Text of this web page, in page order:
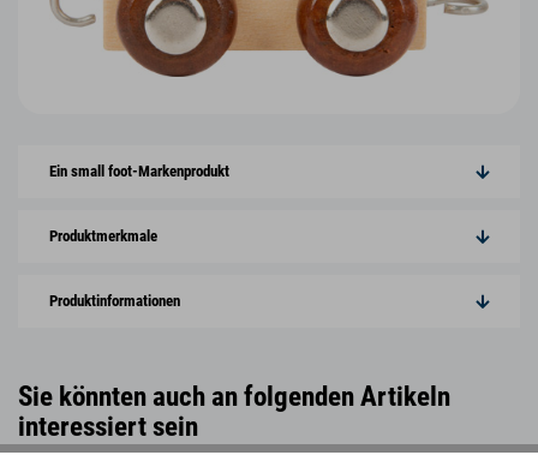
Ein small foot-Markenprodukt
Produktmerkmale
Produktinformationen
Sie könnten auch an folgenden Artikeln
interessiert sein